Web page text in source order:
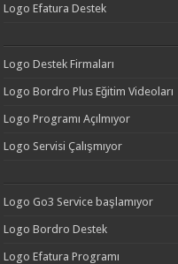
Logo Efatura Destek
Logo Destek Firmaları
Logo Bordro Plus Eğitim Videoları
Logo Programı Açılmıyor
Logo Servisi Çalışmıyor
Logo Go3 Service başlamıyor
Logo Bordro Destek
Logo Efatura Programı